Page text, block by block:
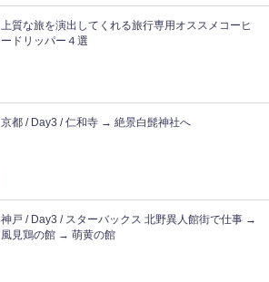
上質な旅を演出してくれる旅行専用オススメコーヒ
ードリッパー４選
京都 / Day3 / 仁和寺 → 絶景白髭神社へ
神戸 / Day3 / スターバックス 北野異人館街で仕事 →
風見鶏の館 → 萌黄の館